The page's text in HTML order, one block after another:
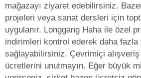
mağazayı ziyaret edebilirsiniz.
projeleri veya sanat dersleri için
uygulanır. Longgang Haha ile özel
indirimleri kontrol ederek daha fazla
sağlayabilirsiniz. Çevrimiçi
ücretlerini unutmayın. Eğer büyük